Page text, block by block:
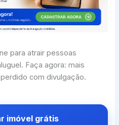
para atrair pessoas
Faça agora: mais
com divulgação.
imóvel grátis